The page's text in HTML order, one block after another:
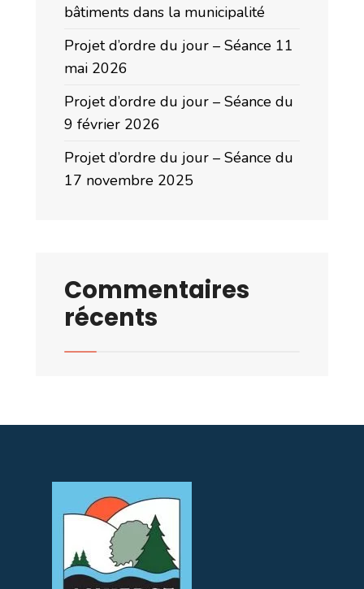
bâtiments dans la municipalité
Projet d’ordre du jour – Séance 11
mai 2026
Projet d’ordre du jour – Séance du
9 février 2026
Projet d’ordre du jour – Séance du
17 novembre 2025
Commentaires
récents